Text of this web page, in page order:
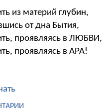
из материй глубин,
от дна Бытия,
проявляясь в ЛЮБВИ,
проявляясь в АРА!